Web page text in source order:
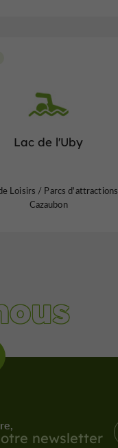
Lac de l'Uby
Loisirs / Parcs
Cazaubon
newsletter